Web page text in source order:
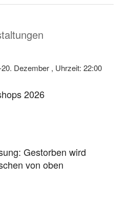
20. Dezember , Uhrzeit: 22:00
2026
Gestorben wird
von oben